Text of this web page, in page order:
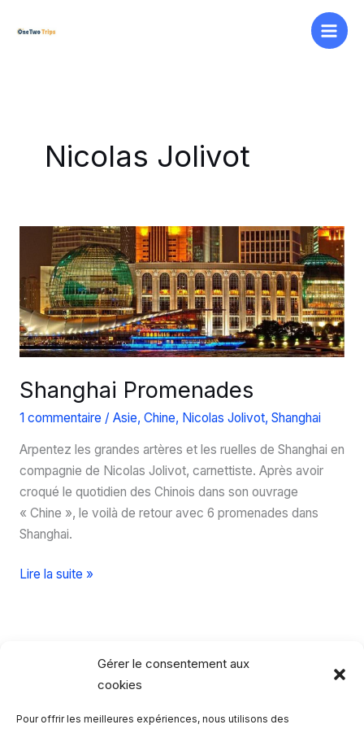
Gérer le consentement aux
cookies
Pour offrir les meilleures expériences, nous utilisons des
Nicolas Jolivot
Shanghai Promenades
1 commentaire / Asie, Chine, Nicolas Jolivot, Shanghai
Arpentez les grandes artères et les ruelles de Shanghai en
compagnie de Nicolas Jolivot, carnettiste. Après avoir
croqué le quotidien des Chinois dans son ouvrage
« Chine », le voilà de retour avec 6 promenades dans
Shanghai.
Shanghai
Lire la suite »